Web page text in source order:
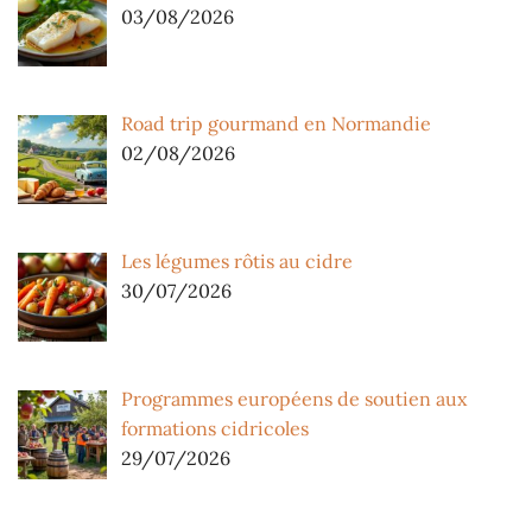
03/08/2026
Road trip gourmand en Normandie
02/08/2026
Les légumes rôtis au cidre
30/07/2026
Programmes européens de soutien aux
formations cidricoles
29/07/2026